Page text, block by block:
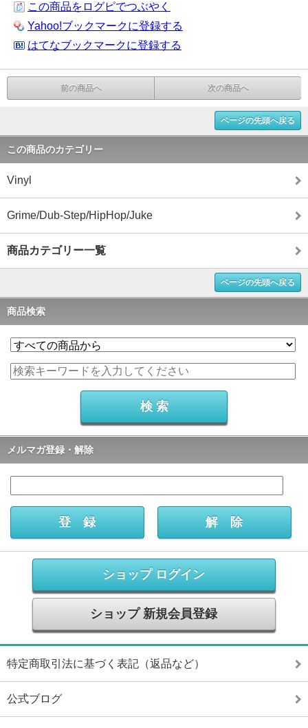
この商品をログピでつぶやく
Yahoo!ブックマークに登録する
はてなブックマークに登録する
前の商品へ 次の商品へ
ページの先頭へ戻る
この商品のカテゴリー
Vinyl
Grime/Dub-Step/HipHop/Juke
商品カテゴリー一覧
ページの先頭へ戻る
商品検索
メルマガ登録・解除
ショップ ログイン
ショップ 新規会員登録
特定商取引法に基づく表記（返品など）
公式ブログ